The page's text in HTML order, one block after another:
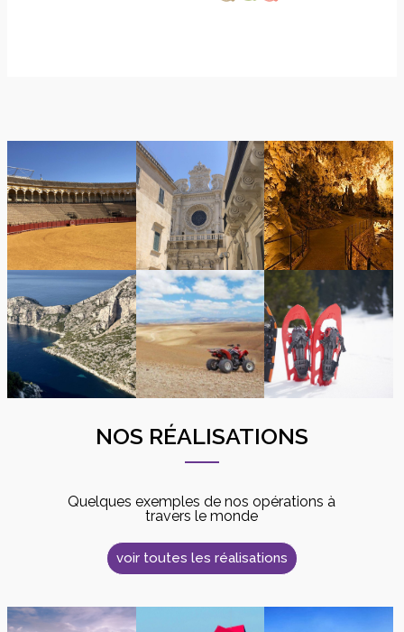
NOS RÉALISATIONS
Quelques exemples de nos opérations à
travers le monde
voir toutes les réalisations